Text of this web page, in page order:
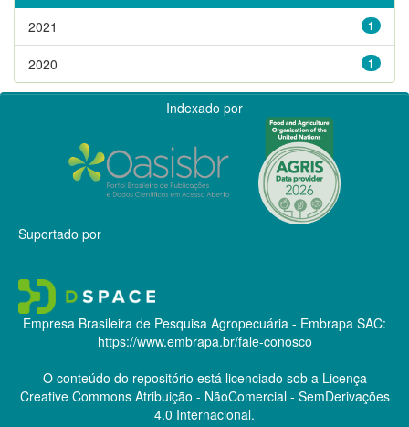
1
2021
1
2020
Indexado por
Suportado por
Empresa Brasileira de Pesquisa Agropecuária - Embrapa SAC:
https://www.embrapa.br/fale-conosco
O conteúdo do repositório está licenciado sob a Licença
Creative CommonsAtribuição - NãoComercial - SemDerivações
4.0 Internacional.